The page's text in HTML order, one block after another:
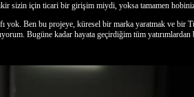
sizin için ticari bir girişim miydi, yoksa tamamen
yok. Ben bu projeye, küresel bir marka yaratmak ve bir
Bugüne kadar hayata geçirdiğim tüm